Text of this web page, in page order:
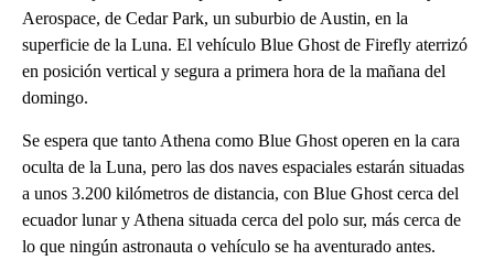
Aerospace, de Cedar Park, un suburbio de Austin, en la
superficie de la Luna. El vehículo Blue Ghost de Firefly aterrizó
en posición vertical y segura a primera hora de la mañana del
domingo.
Se espera que tanto Athena como Blue Ghost operen en la cara
oculta de la Luna, pero las dos naves espaciales estarán situadas
a unos 3.200 kilómetros de distancia, con Blue Ghost cerca del
ecuador lunar y Athena situada cerca del polo sur, más cerca de
lo que ningún astronauta o vehículo se ha aventurado antes.